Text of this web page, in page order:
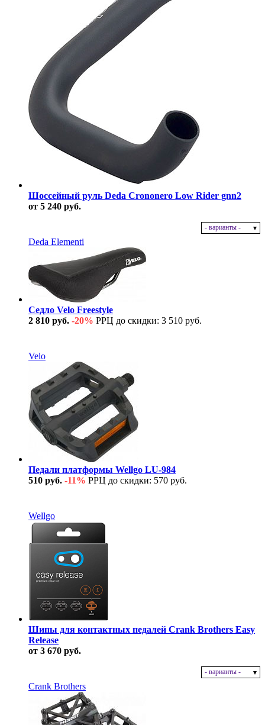
Шоссейный руль Deda Crononero Low Rider gnn2
от 5 240 руб.
- варианты -
Deda Elementi
Седло Velo Freestyle
2 810 руб. -20% РРЦ до скидки: 3 510 руб.
Velo
Педали платформы Wellgo LU-984
510 руб. -11% РРЦ до скидки: 570 руб.
Wellgo
Шипы для контактных педалей Crank Brothers Easy
Release
от 3 670 руб.
- варианты -
Crank Brothers